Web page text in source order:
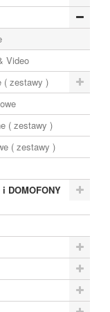
Video
( zestawy )
( zestawy )
( zestawy )
DOMOFONY